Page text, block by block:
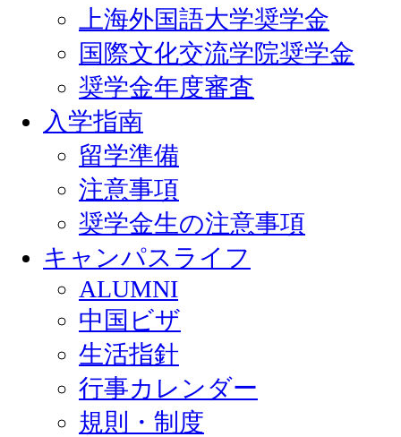
上海外国語大学奨学金
国際文化交流学院奨学金
奨学金年度審査
入学指南
留学準備
注意事項
奨学金生の注意事項
キャンパスライフ
ALUMNI
中国ビザ
生活指針
行事カレンダー
規則・制度